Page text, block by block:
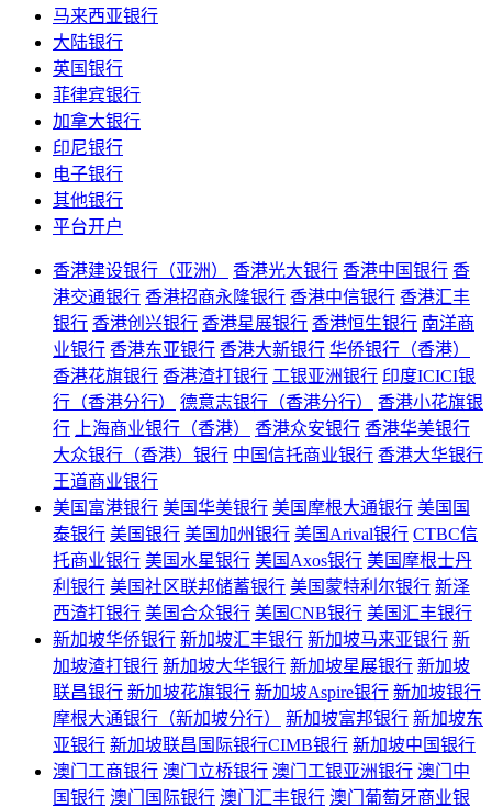
马来西亚银行
大陆银行
英国银行
菲律宾银行
加拿大银行
印尼银行
电子银行
其他银行
平台开户
香港建设银行（亚洲） 香港光大银行 香港中国银行 香
港交通银行 香港招商永隆银行 香港中信银行 香港汇丰
银行 香港创兴银行 香港星展银行 香港恒生银行 南洋商
业银行 香港东亚银行 香港大新银行 华侨银行（香港）
香港花旗银行 香港渣打银行 工银亚洲银行 印度ICICI银
行（香港分行）
德意志银行（香港分行）
香港小花旗银
行
上海商业银行（香港） 香港众安银行 香港华美银行
大众银行（香港）银行 中国信托商业银行 香港大华银行
王道商业银行
美国富港银行 美国华美银行 美国摩根大通银行 美国国
泰银行 美国银行 美国加州银行 美国Arival银行 CTBC信
托商业银行 美国水星银行 美国Axos银行 美国摩根士丹
利银行 美国社区联邦储蓄银行 美国蒙特利尔银行 新泽
西渣打银行 美国合众银行 美国CNB银行 美国汇丰银行
新加坡华侨银行 新加坡汇丰银行 新加坡马来亚银行 新
加坡渣打银行 新加坡大华银行 新加坡星展银行 新加坡
联昌银行 新加坡花旗银行 新加坡Aspire银行 新加坡银行
摩根大通银行（新加坡分行）
新加坡富邦银行 新加坡东
亚银行 新加坡联昌国际银行CIMB银行 新加坡中国银行
澳门工商银行 澳门立桥银行 澳门工银亚洲银行 澳门中
国银行 澳门国际银行 澳门汇丰银行 澳门葡萄牙商业银